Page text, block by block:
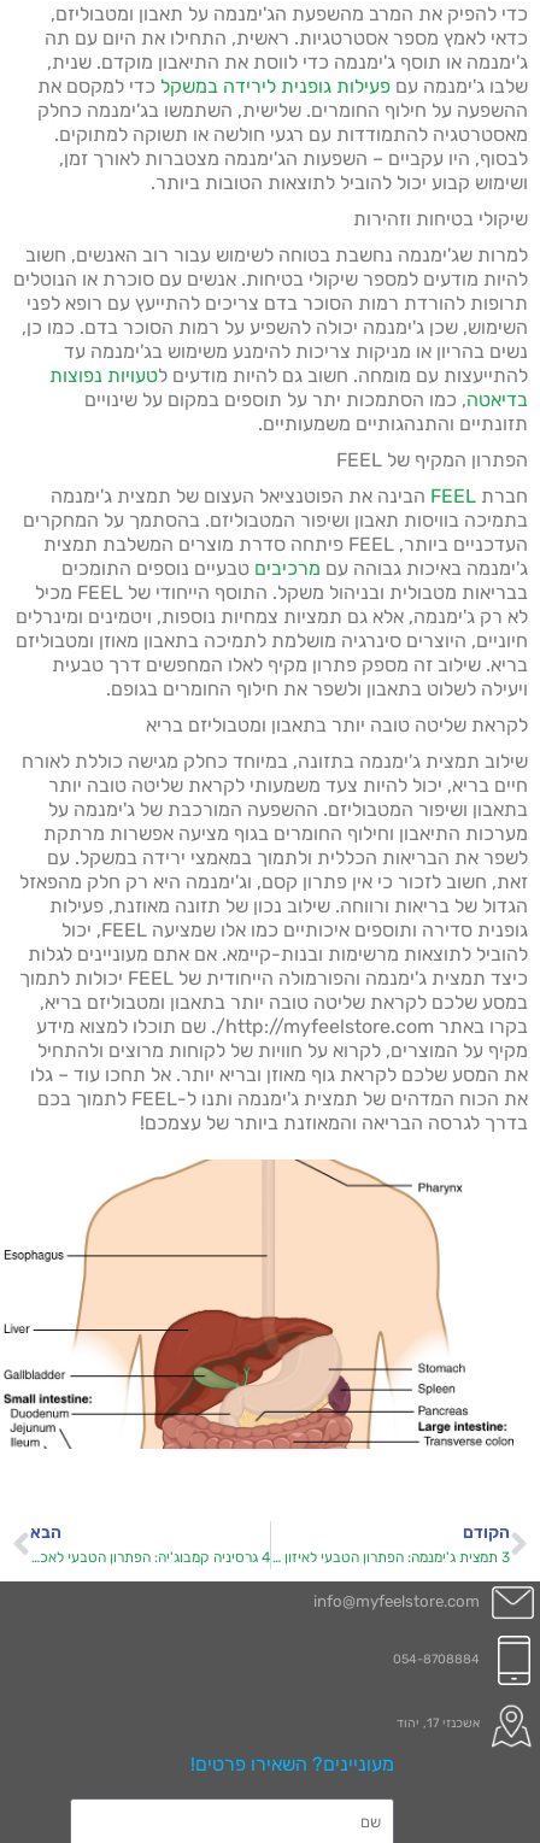
כדי להפיק את המרב מהשפעת הג'ימנמה על תאבון ומטבוליזם,
כדאי לאמץ מספר אסטרטגיות. ראשית, התחילו את היום עם תה
ג'ימנמה או תוסף ג'ימנמה כדי לווסת את התיאבון מוקדם. שנית,
שלבו ג'ימנמה עם פעילות גופנית לירידה במשקל כדי למקסם את
ההשפעה על חילוף החומרים. שלישית, השתמשו בג'ימנמה כחלק
מאסטרטגיה להתמודדות עם רגעי חולשה או תשוקה למתוקים.
לבסוף, היו עקביים – השפעות הג'ימנמה מצטברות לאורך זמן,
ושימוש קבוע יכול להוביל לתוצאות הטובות ביותר.
שיקולי בטיחות וזהירות
למרות שג'ימנמה נחשבת בטוחה לשימוש עבור רוב האנשים, חשוב
להיות מודעים למספר שיקולי בטיחות. אנשים עם סוכרת או הנוטלים
תרופות להורדת רמות הסוכר בדם צריכים להתייעץ עם רופא לפני
השימוש, שכן ג'ימנמה יכולה להשפיע על רמות הסוכר בדם. כמו כן,
נשים בהריון או מניקות צריכות להימנע משימוש בג'ימנמה עד
להתייעצות עם מומחה. חשוב גם להיות מודעים לטעויות נפוצות
בדיאטה, כמו הסתמכות יתר על תוספים במקום על שינויים
תזונתיים והתנהגותיים משמעותיים.
הפתרון המקיף של FEEL
חברת FEEL הבינה את הפוטנציאל העצום של תמצית ג'ימנמה
בתמיכה בוויסות תאבון ושיפור המטבוליזם. בהסתמך על המחקרים
העדכניים ביותר, FEEL פיתחה סדרת מוצרים המשלבת תמצית
ג'ימנמה באיכות גבוהה עם מרכיבים טבעיים נוספים התומכים
בבריאות מטבולית ובניהול משקל. התוסף הייחודי של FEEL מכיל
לא רק ג'ימנמה, אלא גם תמציות צמחיות נוספות, ויטמינים ומינרלים
חיוניים, היוצרים סינרגיה מושלמת לתמיכה בתאבון מאוזן ומטבוליזם
בריא. שילוב זה מספק פתרון מקיף לאלו המחפשים דרך טבעית
ויעילה לשלוט בתאבון ולשפר את חילוף החומרים בגופם.
לקראת שליטה טובה יותר בתאבון ומטבוליזם בריא
שילוב תמצית ג'ימנמה בתזונה, במיוחד כחלק מגישה כוללת לאורח
חיים בריא, יכול להיות צעד משמעותי לקראת שליטה טובה יותר
בתאבון ושיפור המטבוליזם. ההשפעה המורכבת של ג'ימנמה על
מערכות התיאבון וחילוף החומרים בגוף מציעה אפשרות מרתקת
לשפר את הבריאות הכללית ולתמוך במאמצי ירידה במשקל. עם
זאת, חשוב לזכור כי אין פתרון קסם, וג'ימנמה היא רק חלק מהפאזל
הגדול של בריאות ורווחה. שילוב נכון של תזונה מאוזנת, פעילות
גופנית סדירה ותוספים איכותיים כמו אלו שמציעה FEEL, יכול
להוביל לתוצאות מרשימות ובנות-קיימא. אם אתם מעוניינים לגלות
כיצד תמצית ג'ימנמה והפורמולה הייחודית של FEEL יכולות לתמוך
במסע שלכם לקראת שליטה טובה יותר בתאבון ומטבוליזם בריא,
בקרו באתר http://myfeelstore.com/. שם תוכלו למצוא מידע
מקיף על המוצרים, לקרוא על חוויות של לקוחות מרוצים ולהתחיל
את המסע שלכם לקראת גוף מאוזן ובריא יותר. אל תחכו עוד – גלו
את הכוח המדהים של תמצית ג'ימנמה ותנו ל-FEEL לתמוך בכם
בדרך לגרסה הבריאה והמאוזנת ביותר של עצמכם!
הקודם
3 תמצית ג'ימנמה: הפתרון הטבעי לאיזון הורמונלי
הבא
4 גרסיניה קמבוג'יה: הפתרון הטבעי לאכילה רגשית
info@myfeelstore.com
054-8708884
אשכנזי 17, יהוד
מעוניינים? השאירו פרטים!